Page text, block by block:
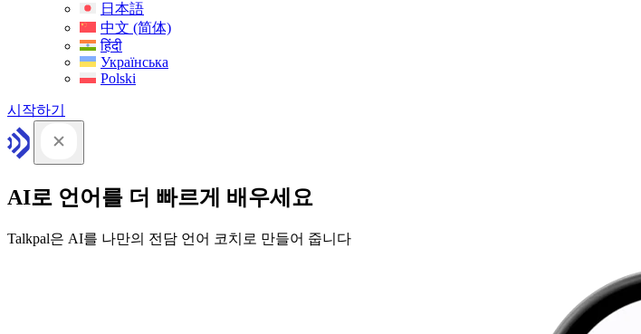
日本語
中文 (简体)
हिंदी
Українська
Polski
시작하기
AI로 언어를 더 빠르게 배우세요
Talkpal은 AI를 나만의 전담 언어 코치로 만들어 줍니다